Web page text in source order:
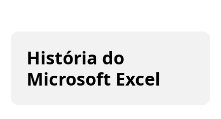
História do
Microsoft Excel